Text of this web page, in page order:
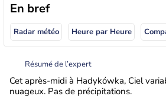
En bref
Radar météo Heure par Heure
Résumé de l’expert
Cet après-midi à Hadykówka, Ciel
nuageux. Pas de précipitations.